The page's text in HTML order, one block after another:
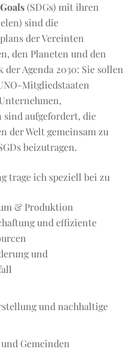
(SDGs) mit ihren
sind die
der Vereinten
den Planeten und den
Agenda 2030: Sie sollen
Mitgliedstaaten
sind aufgefordert, die
der Welt gemeinsam zu
beizutragen.
trage ich speziell bei zu
& Produktion
und effiziente
und
und nachhaltige
Gemeinden